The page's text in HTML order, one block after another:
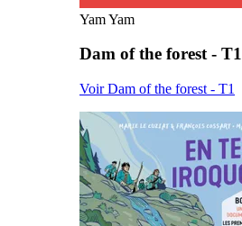
Yam Yam
Dam of the forest - T1
Voir Dam of the forest - T1